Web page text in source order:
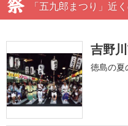
「五九郎まつり」近
吉野
徳島の夏